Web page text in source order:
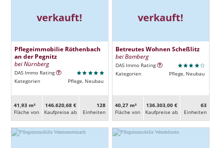
verkauft!
Pflegeimmobilie Röthenbach
an der Pegnitz
bei Nürnberg
DAS Immo Rating
Kategorien
Pflege, Neubau
41,93 m²
Fläche von
146.620,68 €
Kaufpreise ab
128
Ein­heiten
verkauft!
Betreutes Wohnen Scheßlitz
bei Bamberg
DAS Immo Rating
Kategorien
Pflege, Neubau
40,27 m²
Fläche von
136.303,00 €
Kaufpreise ab
63
Ein­heiten